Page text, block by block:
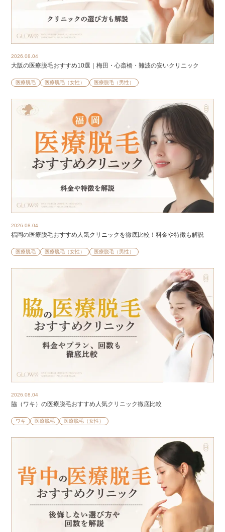
2026.08.04
大阪の医療脱毛おすすめ10選｜梅田・心斎橋・難波の安いクリニック
医療脱毛 医療脱毛（女性） 医療脱毛（男性）
2026.08.04
福岡の医療脱毛おすすめ人気クリニックを徹底比較！料金や特徴も解説
医療脱毛 医療脱毛（女性） 医療脱毛（男性）
2026.08.04
脇（ワキ）の医療脱毛おすすめ人気クリニック徹底比較
ワキ 医療脱毛 医療脱毛（女性）